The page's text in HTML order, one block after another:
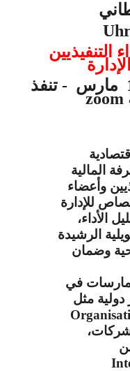
التنفيذيين
مارس - تنفذ
zoom
المالية
وأعضاء
للإدارة
الأداء،
الرشيدة
وضمان
في
دولية مثل